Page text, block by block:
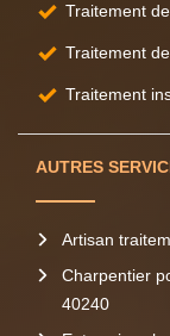
Traitement
Traitement
Traitement
AUTRES
Artisan
Charpentier
40240